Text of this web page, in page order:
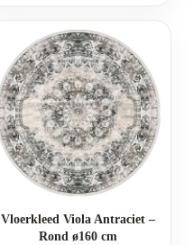
Vloerkleed Viola Antraciet –
Rond ø160 cm